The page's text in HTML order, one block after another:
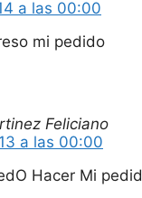
a las 00:00
mi pedido
Feliciano
a las 00:00
Hacer Mi